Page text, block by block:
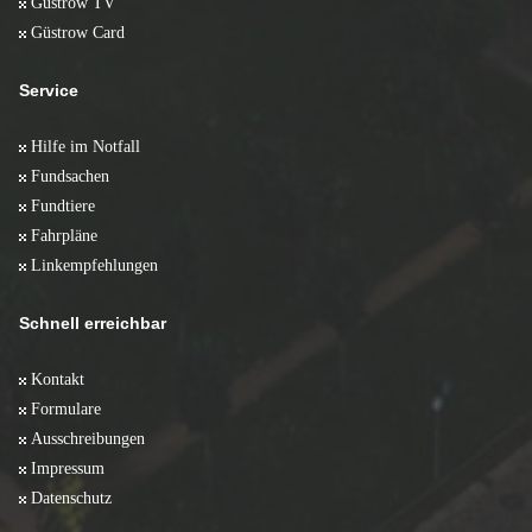
Güstrow Card
Service
Hilfe im Notfall
Fundsachen
Fundtiere
Fahrpläne
Linkempfehlungen
Schnell erreichbar
Kontakt
Formulare
Ausschreibungen
Impressum
Datenschutz